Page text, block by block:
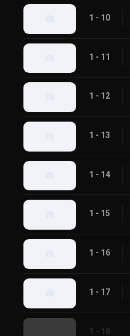
1 - 10
1 - 11
1 - 12
1 - 13
1 - 14
1 - 15
1 - 16
1 - 17
1 - 18